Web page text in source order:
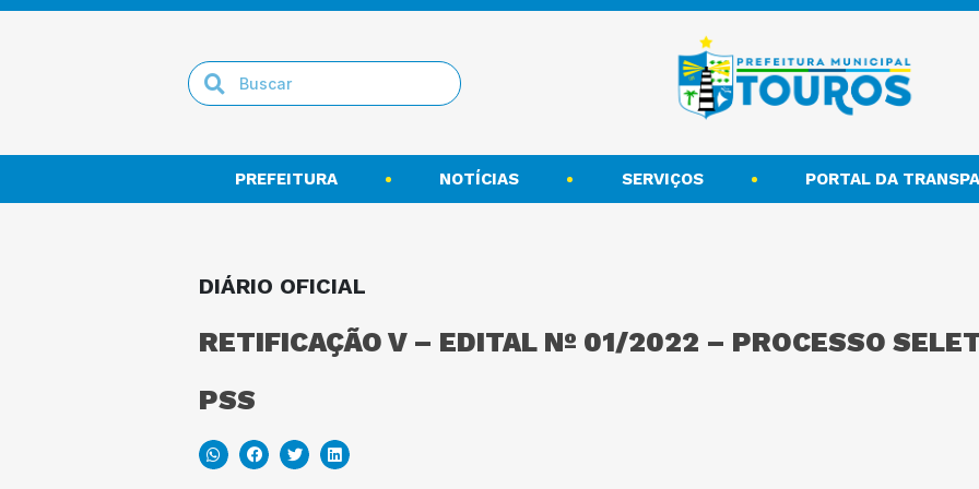
PREFEITURA NOTÍCIAS SERVIÇOS PORTAL DA
DIÁRIO OFICIAL
RETIFICAÇÃO V – EDITAL Nº 01/2022 – PROCESSO
PSS